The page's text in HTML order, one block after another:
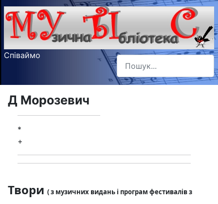
Співаймо Пошук
Type 2 or more characters
Д Морозевич
*
+
Твори ( з музичних видань і програм фестивалів з